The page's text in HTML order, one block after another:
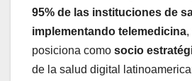
95% de las instituciones de
implementando telemedicina,
posiciona como socio
de la salud digital